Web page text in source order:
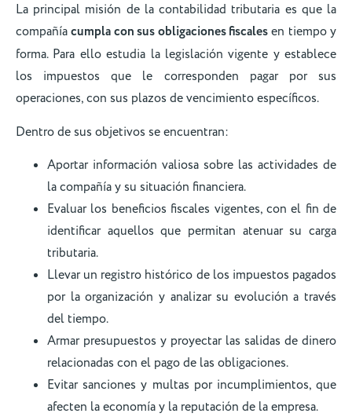
La principal misión de la contabilidad tributaria es que la
compañíacumpla con sus obligaciones fiscalesen tiempo y
forma. Para ello estudia la legislación vigente y establece
los impuestos que le corresponden pagar por sus
operaciones, con sus plazos de vencimiento específicos.
Dentro de sus objetivos se encuentran:
Aportar información valiosa sobre las actividades de
la compañía y su situación financiera.
Evaluar los beneficios fiscales vigentes, con el fin de
identificar aquellos que permitan atenuar su carga
tributaria.
Llevar un registro histórico de los impuestos pagados
por la organización y analizar su evolución a través
del tiempo.
Armar presupuestos y proyectar las salidas de dinero
relacionadas con el pago de las obligaciones.
Evitar sanciones y multas por incumplimientos, que
afecten la economía y la reputación de la empresa.